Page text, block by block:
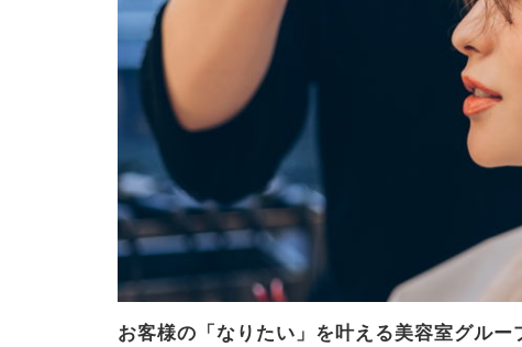
お客様の「なりたい」を叶える美容室グルー